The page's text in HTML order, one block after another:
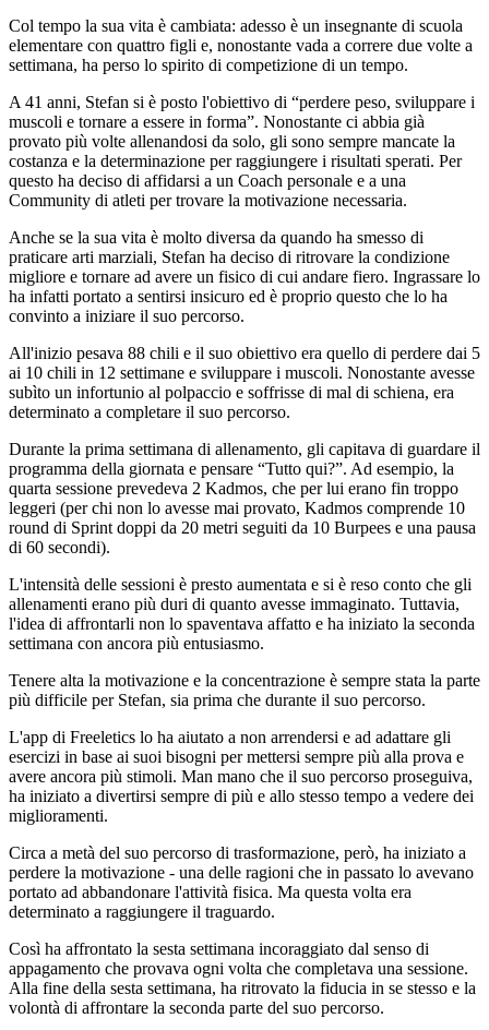
Col tempo la sua vita è cambiata: adesso è un insegnante di scuola
elementare con quattro figli e, nonostante vada a correre due volte a
settimana, ha perso lo spirito di competizione di un tempo.
A 41 anni, Stefan si è posto l'obiettivo di “perdere peso, sviluppare i
muscoli e tornare a essere in forma”. Nonostante ci abbia già
provato più volte allenandosi da solo, gli sono sempre mancate la
costanza e la determinazione per raggiungere i risultati sperati. Per
questo ha deciso di affidarsi a un Coach personale e a una
Community di atleti per trovare la motivazione necessaria.
Anche se la sua vita è molto diversa da quando ha smesso di
praticare arti marziali, Stefan ha deciso di ritrovare la condizione
migliore e tornare ad avere un fisico di cui andare fiero. Ingrassare lo
ha infatti portato a sentirsi insicuro ed è proprio questo che lo ha
convinto a iniziare il suo percorso.
All'inizio pesava 88 chili e il suo obiettivo era quello di perdere dai 5
ai 10 chili in 12 settimane e sviluppare i muscoli. Nonostante avesse
subìto un infortunio al polpaccio e soffrisse di mal di schiena, era
determinato a completare il suo percorso.
Durante la prima settimana di allenamento, gli capitava di guardare il
programma della giornata e pensare “Tutto qui?”. Ad esempio, la
quarta sessione prevedeva 2 Kadmos, che per lui erano fin troppo
leggeri (per chi non lo avesse mai provato, Kadmos comprende 10
round di Sprint doppi da 20 metri seguiti da 10 Burpees e una pausa
di 60 secondi).
L'intensità delle sessioni è presto aumentata e si è reso conto che gli
allenamenti erano più duri di quanto avesse immaginato. Tuttavia,
l'idea di affrontarli non lo spaventava affatto e ha iniziato la seconda
settimana con ancora più entusiasmo.
Tenere alta la motivazione e la concentrazione è sempre stata la parte
più difficile per Stefan, sia prima che durante il suo percorso.
L'app di Freeletics lo ha aiutato a non arrendersi e ad adattare gli
esercizi in base ai suoi bisogni per mettersi sempre più alla prova e
avere ancora più stimoli. Man mano che il suo percorso proseguiva,
ha iniziato a divertirsi sempre di più e allo stesso tempo a vedere dei
miglioramenti.
Circa a metà del suo percorso di trasformazione, però, ha iniziato a
perdere la motivazione - una delle ragioni che in passato lo avevano
portato ad abbandonare l'attività fisica. Ma questa volta era
determinato a raggiungere il traguardo.
Così ha affrontato la sesta settimana incoraggiato dal senso di
appagamento che provava ogni volta che completava una sessione.
Alla fine della sesta settimana, ha ritrovato la fiducia in se stesso e la
volontà di affrontare la seconda parte del suo percorso.